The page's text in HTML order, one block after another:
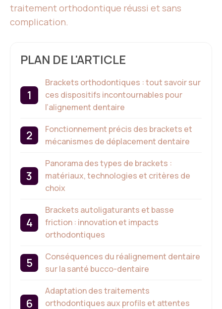
traitement orthodontique réussi et sans
complication.
PLAN DE L'ARTICLE
Brackets orthodontiques : tout savoir sur
ces dispositifs incontournables pour
l’alignement dentaire
Fonctionnement précis des brackets et
mécanismes de déplacement dentaire
Panorama des types de brackets :
matériaux, technologies et critères de
choix
Brackets autoligaturants et basse
friction : innovation et impacts
orthodontiques
Conséquences du réalignement dentaire
sur la santé bucco-dentaire
Adaptation des traitements
orthodontiques aux profils et attentes